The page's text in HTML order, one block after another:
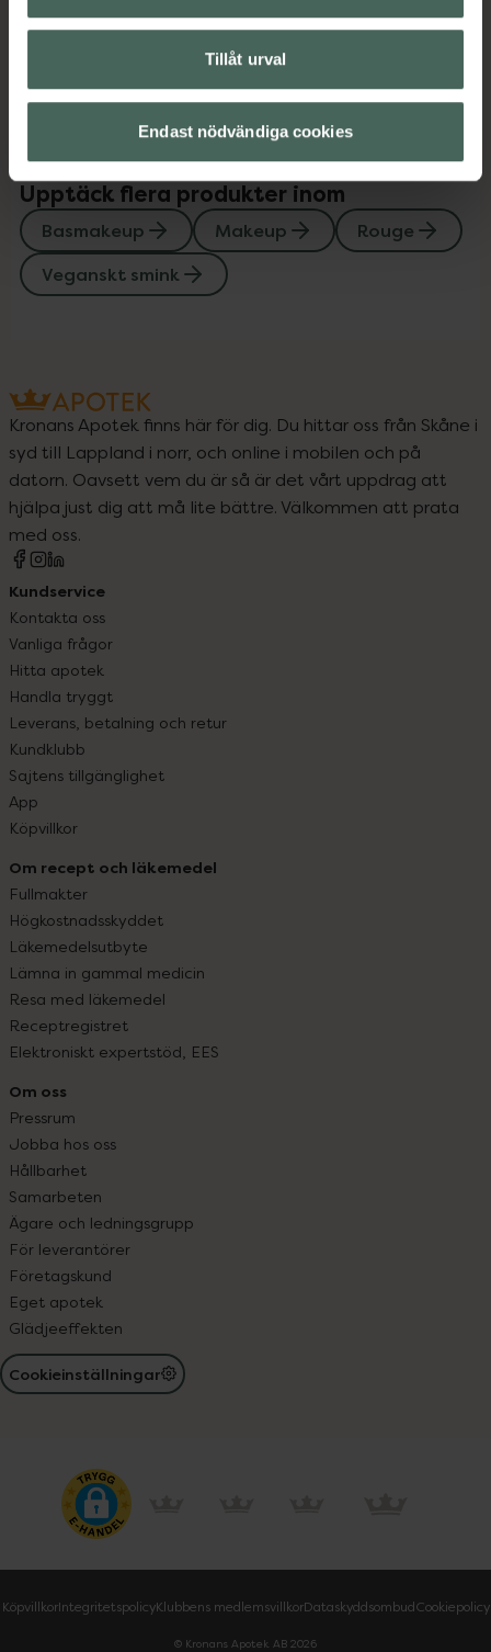
Tillåt urval
Endast nödvändiga cookies
Upptäck flera produkter inom
Basmakeup Makeup
Rouge
Veganskt smink
Kronans Apotek finns här för dig. Du hittar oss från Skåne i
syd till Lappland i norr, och online i mobilen och på
datorn. Oavsett vem du är så är det vårt uppdrag att
hjälpa just dig att må lite bättre. Välkommen att prata
med oss.
Kundservice
Kontakta oss
Vanliga frågor
Hitta apotek
Handla tryggt
Leverans, betalning och retur
Kundklubb
Sajtens tillgänglighet
App
Köpvillkor
Om recept och läkemedel
Fullmakter
Högkostnadsskyddet
Läkemedelsutbyte
Lämna in gammal medicin
Resa med läkemedel
Receptregistret
Elektroniskt expertstöd, EES
Om oss
Pressrum
Jobba hos oss
Hållbarhet
Samarbeten
Ägare och ledningsgrupp
För leverantörer
Företagskund
Eget apotek
Glädjeeffekten
Cookieinställningar
KöpvillkorIntegritetspolicyKlubbens medlemsvillkorDataskyddsombudCookiepolicy
© Kronans Apotek AB 2026